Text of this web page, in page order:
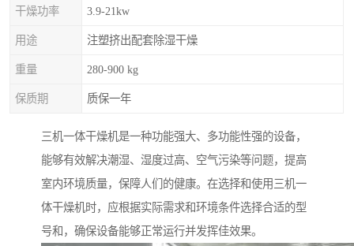
干燥功率 3.9-21kw
用途 注塑挤出配套除湿干燥
重量 280-900 kg
保质期 质保一年
三机一体干燥机是一种功能强大、多功能性强的设备，
能够有效解决潮湿、湿度过高、空气污染等问题，提高
室内环境质量，保障人们的健康。在选择和使用三机一
体干燥机时，应根据实际需求和环境条件选择合适的型
号和，确保设备能够正常运行并发挥佳效果。